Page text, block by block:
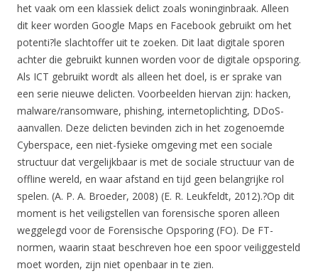
het vaak om een klassiek delict zoals woninginbraak. Alleen
dit keer worden Google Maps en Facebook gebruikt om het
potenti?le slachtoffer uit te zoeken. Dit laat digitale sporen
achter die gebruikt kunnen worden voor de digitale opsporing.
Als ICT gebruikt wordt als alleen het doel, is er sprake van
een serie nieuwe delicten. Voorbeelden hiervan zijn: hacken,
malware/ransomware, phishing, internetoplichting, DDoS-
aanvallen. Deze delicten bevinden zich in het zogenoemde
Cyberspace, een niet-fysieke omgeving met een sociale
structuur dat vergelijkbaar is met de sociale structuur van de
offline wereld, en waar afstand en tijd geen belangrijke rol
spelen. (A. P. A. Broeder, 2008) (E. R. Leukfeldt, 2012).?Op dit
moment is het veiligstellen van forensische sporen alleen
weggelegd voor de Forensische Opsporing (FO). De FT-
normen, waarin staat beschreven hoe een spoor veiliggesteld
moet worden, zijn niet openbaar in te zien.